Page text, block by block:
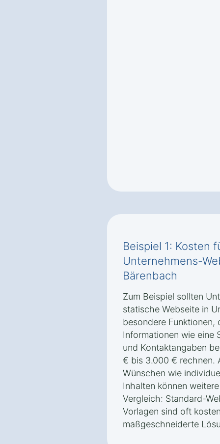
Beispiel 1: Kosten
Unternehmens-
Bärenbach
Zum Beispiel sollten
statische Webseite in
besondere Funktionen,
Informationen wie eine
und Kontaktangaben
€ bis 3.000 € rechnen.
Wünschen wie
Inhalten können
Vergleich: Standard-
Vorlagen sind oft
maßgeschneiderte